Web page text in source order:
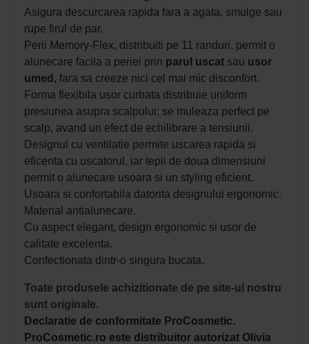
Asigura descurcarea rapida fara a agata, smulge sau
rupe firul de par.
Perii Memory-Flex, distribuiti pe 11 randuri, permit o
alunecare facila a periei prin parul uscat sau usor
umed, fara sa creeze nici cel mai mic disconfort.
Forma flexibila usor curbata distribuie uniform
presiunea asupra scalpului; se muleaza perfect pe
scalp, avand un efect de echilibrare a tensiunii.
Designul cu ventilatie permite uscarea rapida si
eficenta cu uscatorul, iar tepii de doua dimensiuni
permit o alunecare usoara si un styling eficient.
Usoara si confortabila datorita designului ergonomic.
Material antialunecare.
Cu aspect elegant, design ergonomic si usor de
calitate excelenta.
Confectionata dintr-o singura bucata.
Toate produsele achizitionate de pe site-ul nostru
sunt originale.
Declaratie de conformitate ProCosmetic.
ProCosmetic.ro este distribuitor autorizat Olivia